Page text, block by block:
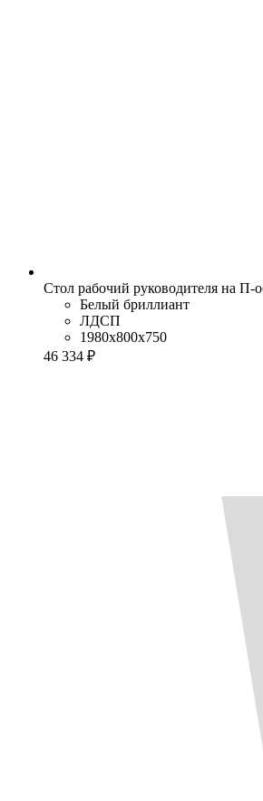
Стол рабочий руководителя на П-
Белый бриллиант
ЛДСП
1980x800x750
46 334 ₽